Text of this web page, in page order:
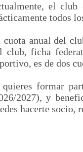
el club
todos
cuota anual del
club, ficha
es de dos
formar
2027), y
hacerte socio,